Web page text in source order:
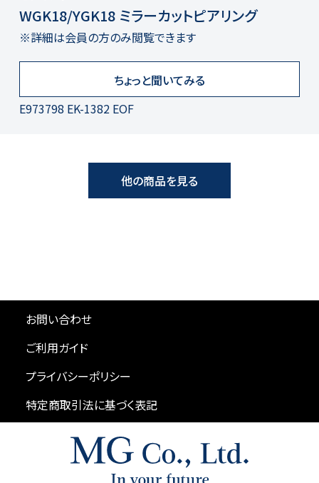
WGK18/YGK18 ミラーカットピアリング
※詳細は会員の方のみ閲覧できます
ちょっと聞いてみる
E973798 EK-1382 EOF
他の商品を見る
お問い合わせ
ご利用ガイド
プライバシーポリシー
特定商取引法に基づく表記